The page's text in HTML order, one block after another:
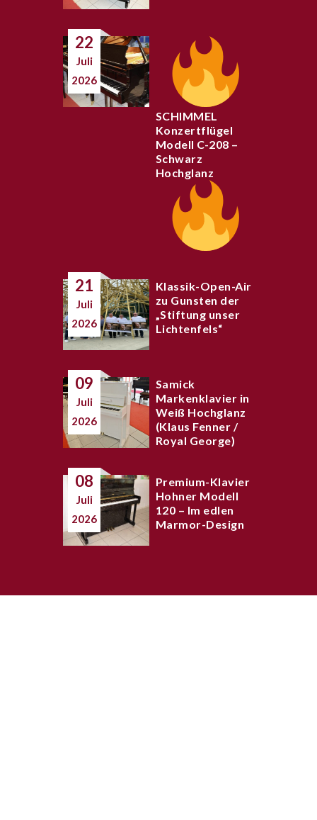
22
Juli
2026
SCHIMMEL
Konzertflügel
Modell C-208 –
Schwarz
Hochglanz
21
Juli
2026
Klassik-Open-Air
zu Gunsten der
„Stiftung unser
Lichtenfels“
09
Juli
2026
Samick
Markenklavier in
Weiß Hochglanz
(Klaus Fenner /
Royal George)
08
Juli
2026
Premium-Klavier
Hohner Modell
120 – Im edlen
Marmor-Design